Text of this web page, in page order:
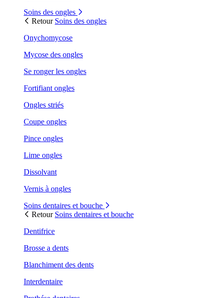
Soins des ongles
Retour Soins des ongles
Onychomycose
Mycose des ongles
Se ronger les ongles
Fortifiant ongles
Ongles striés
Coupe ongles
Pince ongles
Lime ongles
Dissolvant
Vernis à ongles
Soins dentaires et bouche
Retour Soins dentaires et bouche
Dentifrice
Brosse a dents
Blanchiment des dents
Interdentaire